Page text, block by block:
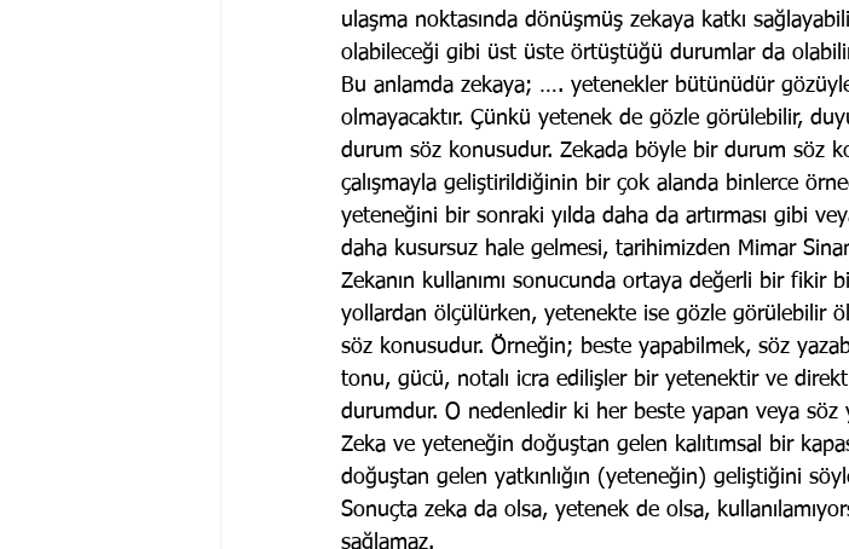
ulaşma noktasında dönüşmüş zekaya katkı
olabileceği gibi üst üste örtüştüğü durumlar da
Bu anlamda zekaya; …. yetenekler bütünüdür
olmayacaktır. Çünkü yetenek de gözle görülebilir,
durum söz konusudur. Zekada böyle bir durum söz
çalışmayla geliştirildiğinin bir çok alanda binlerce
yeteneğini bir sonraki yılda daha da artırması gibi
daha kusursuz hale gelmesi, tarihimizden Mimar
Zekanın kullanımı sonucunda ortaya değerli bir fikir
yollardan ölçülürken, yetenekte ise gözle görülebilir
söz konusudur. Örneğin; beste yapabilmek, söz
tonu, gücü, notalı icra edilişler bir yetenektir ve
durumdur. O nedenledir ki her beste yapan veya söz
Zeka ve yeteneğin doğuştan gelen kalıtımsal bir
doğuştan gelen yatkınlığın (yeteneğin) geliştiğini
Sonuçta zeka da olsa, yetenek de olsa,
sağlamaz.